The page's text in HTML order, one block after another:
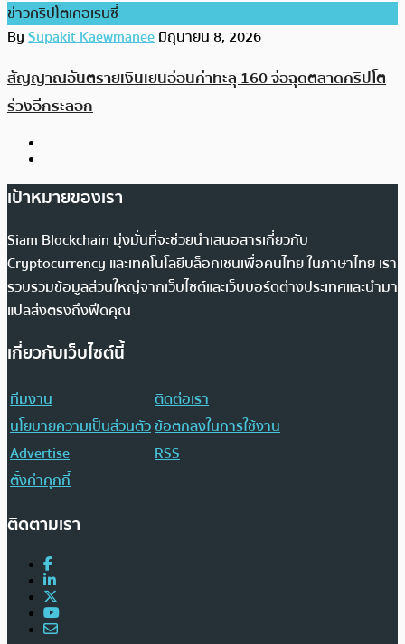
ข่าวคริปโตเคอเรนซี่
BySupakit Kaewmaneeมิถุนายน 8, 2026
สัญญาณอันตรายเงินเยนอ่อนค่าทะลุ 160 จ่อฉุดตลาดคริปโต
ร่วงอีกระลอก
เป้าหมายของเรา
Siam Blockchain มุ่งมั่นที่จะช่วยนำเสนอสารเกี่ยวกับ
Cryptocurrency และเทคโนโลยีบล็อกเชนเพื่อคนไทย ในภาษาไทย เรา
รวบรวมข้อมูลส่วนใหญ่จากเว็บไซต์และเว็บบอร์ดต่างประเทศและนำมา
แปลส่งตรงถึงฟีดคุณ
เกี่ยวกับเว็บไซต์นี้
ทีมงาน
ติดต่อเรา
นโยบายความเป็นส่วนตัวข้อตกลงในการใช้งาน
Advertise
RSS
ตั้งค่าคุกกี้
ติดตามเรา